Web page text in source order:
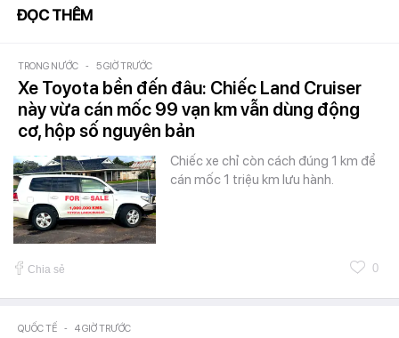
ĐỌC THÊM
TRONG NƯỚC - 5 GIỜ TRƯỚC
Xe Toyota bền đến đâu: Chiếc Land Cruiser
này vừa cán mốc 99 vạn km vẫn dùng động
cơ, hộp số nguyên bản
Chiếc xe chỉ còn cách đúng 1 km để
cán mốc 1 triệu km lưu hành.
Chia sẻ 0
QUỐC TẾ - 4 GIỜ TRƯỚC